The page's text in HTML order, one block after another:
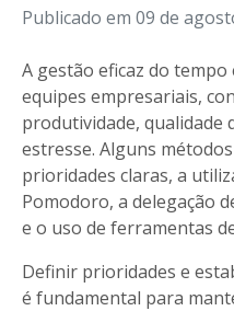
Publicado em 09 de
A gestão eficaz do tempo
equipes empresariais,
produtividade, qualidade
estresse. Alguns
prioridades claras, a
Pomodoro, a delegação
e o uso de ferramentas
Definir prioridades e
é fundamental para